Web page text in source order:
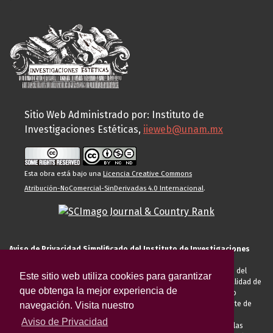
Este sitio web utiliza cookies para garantizar
que obtenga la mejor experiencia de
navegación. Visita nuestro
Aviso de Privacidad
Sitio Web Administrado por: Instituto de
Investigaciones Estéticas, iieweb@unam.mx
Esta obra está bajo una Licencia Creative Commons
Atribución-NoComercial-SinDerivadas 4.0 Internacional.
Aviso de Privacidad Simplificado del Instituto de Investigaciones
El Instituto de Investigaciones Estéticas de la UNAM, es responsable del
tratamiento de sus datos personales para el registro de usted en calidad de
alumno, docente, personal de la entidad académica, conferencista o
invitado externo (nacional o extranjero), visitante, proveedor o cliente de
anteriormente descritas u otras aquellas exigidas legalmente o por las